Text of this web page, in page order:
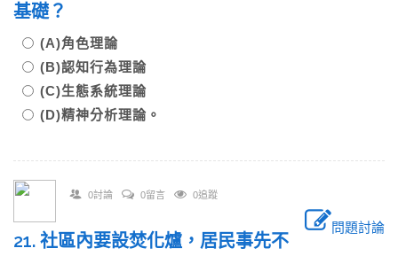
基礎？
(A)角色理論
(B)認知行為理論
(C)生態系統理論
(D)精神分析理論。
0討論 0留言 0追蹤
問題討論
21. 社區內要設焚化爐，居民事先不